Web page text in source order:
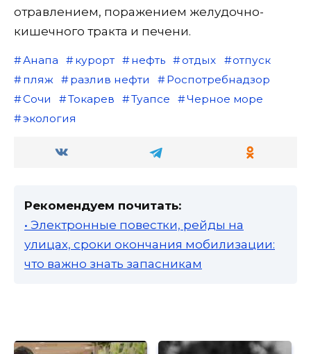
отравлением, поражением желудочно-
кишечного тракта и печени.
Анапа курорт нефть отдых
отпуск
пляж
разлив нефти
Роспотребнадзор
Сочи
Токарев Туапсе
Черное море
экология
Рекомендуем почитать:
• Электронные повестки, рейды на
улицах, сроки окончания мобилизации:
что важно знать запасникам